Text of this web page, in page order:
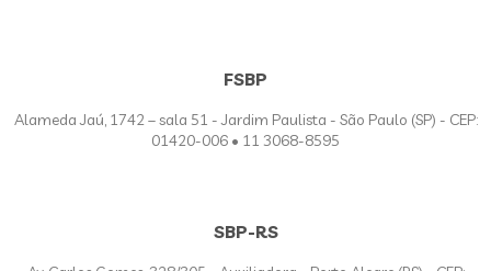
FSBP
Alameda Jaú, 1742 – sala 51 - Jardim Paulista - São Paulo (SP) - CEP:
01420-006 • 11 3068-8595
SBP-RS